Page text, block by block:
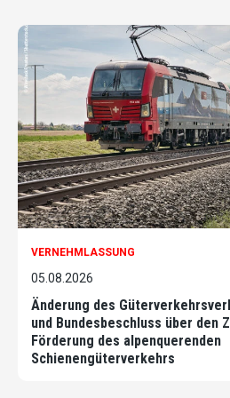
VERNEHMLASSUNG
05.08.2026
Änderung des
und Bundesbeschluss über den
Förderung des alpenquerenden
Schienengüterverkehrs